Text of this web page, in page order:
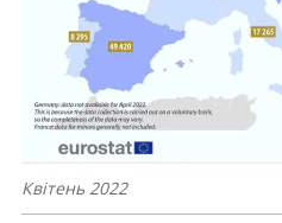
Квітень 2022